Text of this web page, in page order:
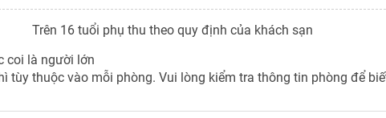
Trên 16 tuổi phụ thu theo quy định của khách sạn
coi là người lớn
tùy thuộc vào mỗi phòng. Vui lòng kiểm tra thông tin phòng để